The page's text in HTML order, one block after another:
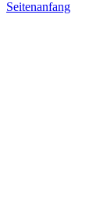
Seitenanfang